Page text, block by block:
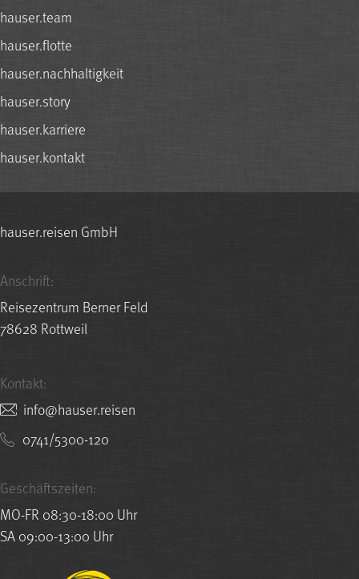
hauser.team
hauser.flotte
hauser.nachhaltigkeit
hauser.story
hauser.karriere
hauser.kontakt
hauser.reisen GmbH
Anschrift:
Reisezentrum Berner Feld
78628 Rottweil
Kontakt:
nesier.resuah@ofni
0741/5300-120
Geschäftszeiten:
MO-FR 08:30-18:00 Uhr
SA 09:00-13:00 Uhr